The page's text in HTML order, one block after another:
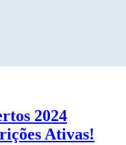
2024
Ativas!